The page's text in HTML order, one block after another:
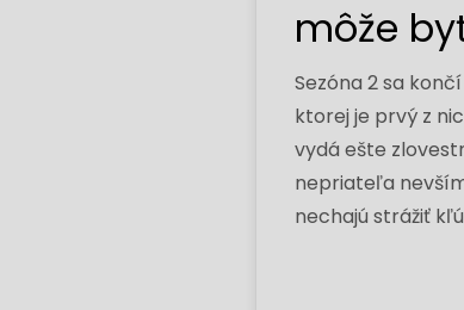
môže
Sezóna 2 sa
ktorej je prvý z
vydá ešte
nepriateľa
nechajú strážiť